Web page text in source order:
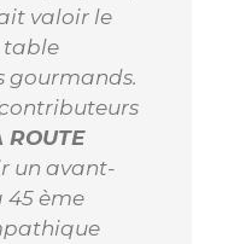
valoir le
table
gourmands.
contributeurs
ROUTE
un avant-
45 ème